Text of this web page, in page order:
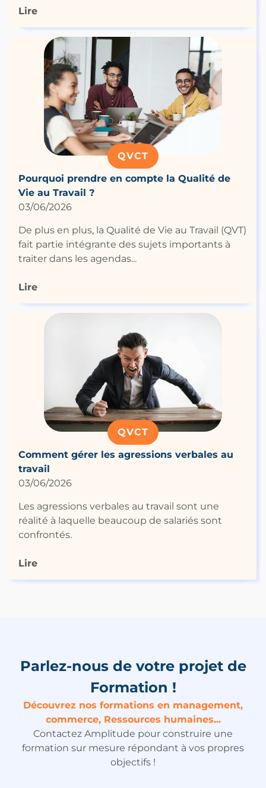
Lire
QVCT
Pourquoi prendre en compte la Qualité de
Vie au Travail ?
03/06/2026
De plus en plus, la Qualité de Vie au Travail (QVT)
fait partie intégrante des sujets importants à
traiter dans les agendas...
Lire
QVCT
Comment gérer les agressions verbales au
travail
03/06/2026
Les agressions verbales au travail sont une
réalité à laquelle beaucoup de salariés sont
confrontés.
Lire
Parlez-nous de votre projet de
Formation !
Découvrez nos formations en management,
commerce, Ressources humaines...
Contactez Amplitude pour construire une
formation sur mesure répondant à vos propres
objectifs !